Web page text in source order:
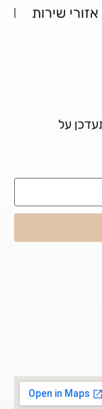
אזורי שירות
על